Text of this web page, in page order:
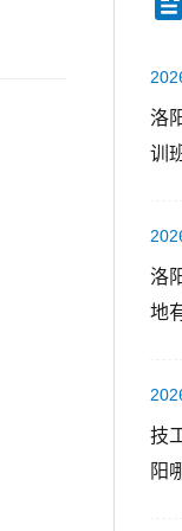
洛
训
洛
地
技
阳